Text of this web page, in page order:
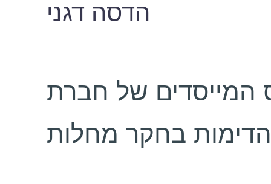
הדסה דגני
המייסדים של חברת
בחקר מחלות